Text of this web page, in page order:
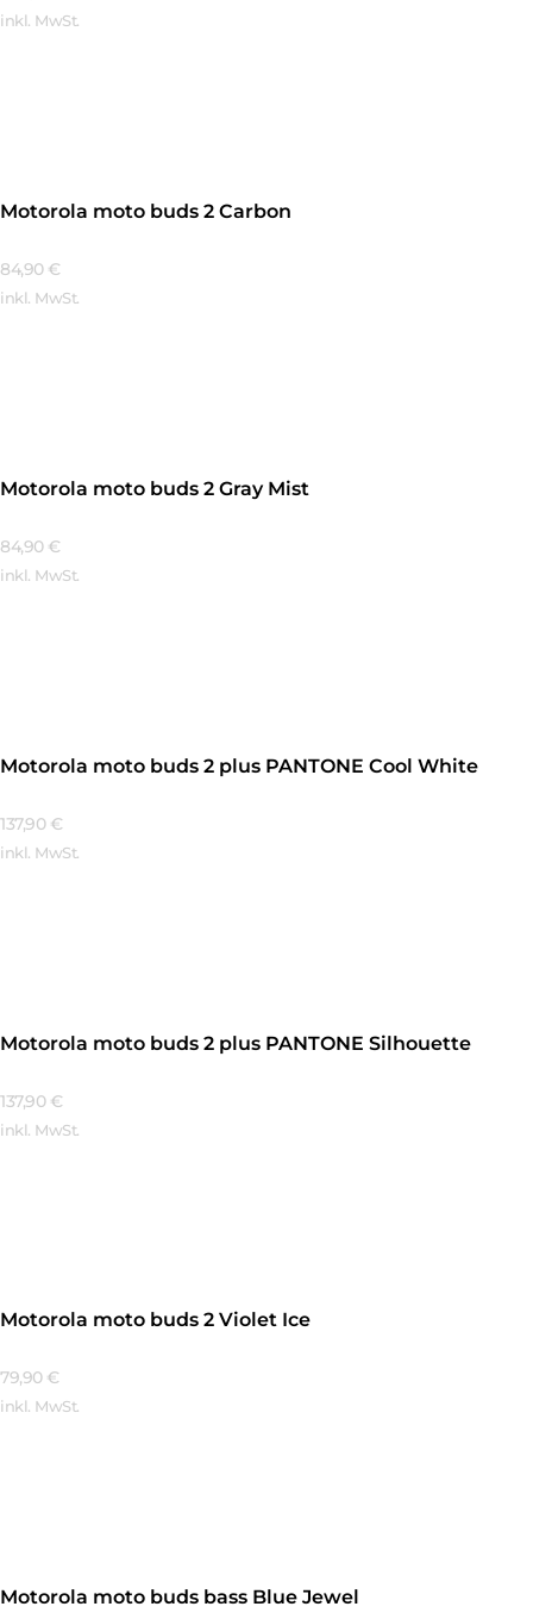
inkl. MwSt.
Motorola moto buds 2 Carbon
84,90 €
inkl. MwSt.
Motorola moto buds 2 Gray Mist
84,90 €
inkl. MwSt.
Motorola moto buds 2 plus PANTONE Cool White
137,90 €
inkl. MwSt.
Motorola moto buds 2 plus PANTONE Silhouette
137,90 €
inkl. MwSt.
Motorola moto buds 2 Violet Ice
79,90 €
inkl. MwSt.
Motorola moto buds bass Blue Jewel